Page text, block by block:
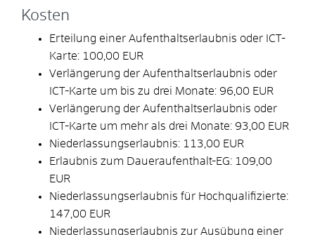
Kosten
Erteilung einer Aufenthaltserlaubnis oder ICT-
Karte: 100,00 EUR
Verlängerung der Aufenthaltserlaubnis oder
ICT-Karte um bis zu drei Monate: 96,00 EUR
Verlängerung der Aufenthaltserlaubnis oder
ICT-Karte um mehr als drei Monate: 93,00 EUR
Niederlassungserlaubnis: 113,00 EUR
Erlaubnis zum Daueraufenthalt-EG: 109,00
EUR
Niederlassungserlaubnis für Hochqualifizierte:
147,00 EUR
Niederlassungserlaubnis zur Ausübung einer